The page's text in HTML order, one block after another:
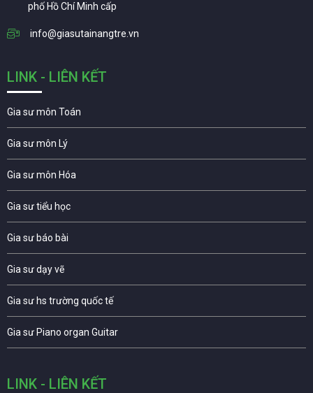
phố Hồ Chí Minh cấp
info@giasutainangtre.vn
LINK - LIÊN KẾT
Gia sư môn Toán
Gia sư môn Lý
Gia sư môn Hóa
Gia sư tiểu học
Gia sư báo bài
Gia sư dạy vẽ
Gia sư hs trường quốc tế
Gia sư Piano organ Guitar
LINK - LIÊN KẾT